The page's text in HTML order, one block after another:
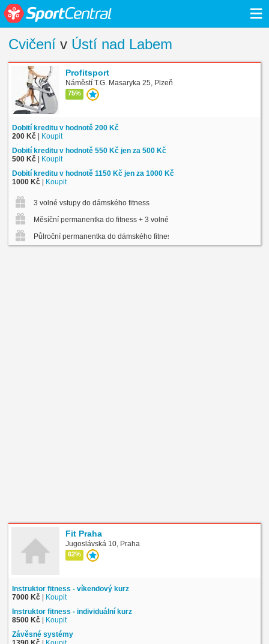
≡
Cvičení v Ústí nad Labem
Profitsport
Náměstí T.G. Masaryka 25, Plzeň
75%
Dobití kreditu v hodnotě 200 Kč
200 Kč | Koupit
Dobití kreditu v hodnotě 550 Kč jen za 500 Kč
500 Kč | Koupit
Dobití kreditu v hodnotě 1150 Kč jen za 1000 Kč
1000 Kč | Koupit
3 volné vstupy do dámského fitness
Měsíční permanentka do fitness + 3 volné vstupy na skup. lekce
Půlroční permanentka do dámského fitness
Fit Praha
Jugoslávská 10, Praha
62%
Instruktor fitness - víkendový kurz
7000 Kč | Koupit
Instruktor fitness - individuální kurz
8500 Kč | Koupit
Závěsné systémy